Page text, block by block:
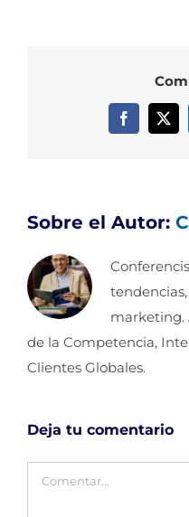
Facebook
X
Sobre el Autor:
marketing.
de la Competencia,
Clientes Globales.
Deja tu comentario
Comentar